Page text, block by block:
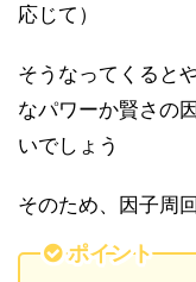
応じて）
そうなってくると
なパワーか賢さの
いでしょう
そのため、因子周
ポイント